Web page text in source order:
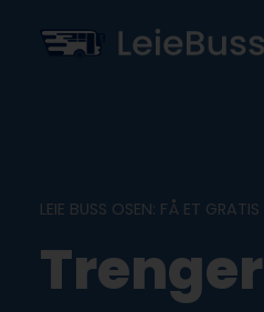
LEIE BUSS OSEN: FÅ ET